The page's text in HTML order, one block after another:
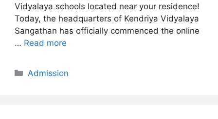
Vidyalaya schools located near your residence!
Today, the headquarters of Kendriya Vidyalaya
Sangathan has officially commenced the online
… Read more
Categories
Admission